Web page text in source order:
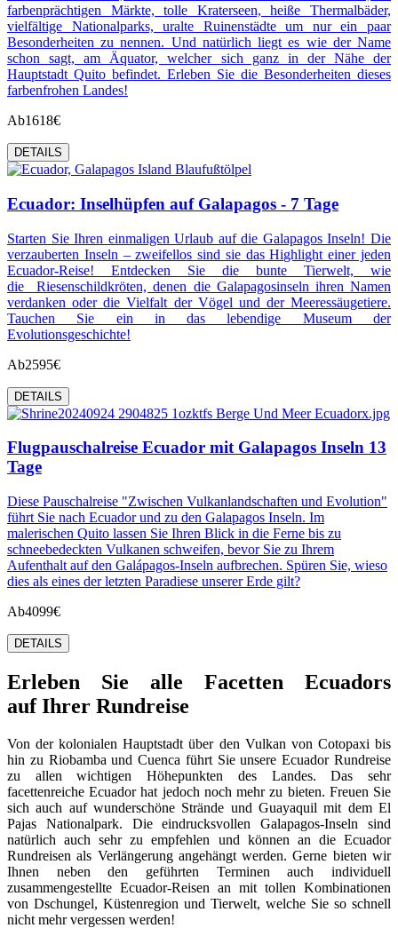
farbenprächtigen Märkte, tolle Kraterseen, heiße Thermalbäder,
vielfältige Nationalparks, uralte Ruinenstädte um nur ein paar
Besonderheiten zu nennen. Und natürlich liegt es wie der Name
schon sagt, am Äquator, welcher sich ganz in der Nähe der
Hauptstadt Quito befindet. Erleben Sie die Besonderheiten dieses
farbenfrohen Landes!
Ab1618€
DETAILS
Ecuador: Inselhüpfen auf Galapagos - 7 Tage
Starten Sie Ihren einmaligen Urlaub auf die Galapagos Inseln! Die
verzauberten Inseln – zweifellos sind sie das Highlight einer jeden
Ecuador-Reise! Entdecken Sie die bunte Tierwelt, wie
die Riesenschildkröten, denen die Galapagosinseln ihren Namen
verdanken oder die Vielfalt der Vögel und der Meeressäugetiere.
Tauchen Sie ein in das lebendige Museum der
Evolutionsgeschichte!
Ab2595€
DETAILS
Flugpauschalreise Ecuador mit Galapagos Inseln 13
Tage
Diese Pauschalreise "Zwischen Vulkanlandschaften und Evolution"
führt Sie nach Ecuador und zu den Galapagos Inseln. Im
malerischen Quito lassen Sie Ihren Blick in die Ferne bis zu
schneebedeckten Vulkanen schweifen, bevor Sie zu Ihrem
Aufenthalt auf den Galápagos-Inseln aufbrechen. Spüren Sie, wieso
dies als eines der letzten Paradiese unserer Erde gilt?
Ab4099€
DETAILS
Erleben Sie alle Facetten Ecuadors
auf Ihrer Rundreise
Von der kolonialen Hauptstadt über den Vulkan von Cotopaxi bis
hin zu Riobamba und Cuenca führt Sie unsere Ecuador Rundreise
zu allen wichtigen Höhepunkten des Landes. Das sehr
facettenreiche Ecuador hat jedoch noch mehr zu bieten. Freuen Sie
sich auch auf wunderschöne Strände und Guayaquil mit dem El
Pajas Nationalpark. Die eindrucksvollen Galapagos-Inseln sind
natürlich auch sehr zu empfehlen und können an die Ecuador
Rundreisen als Verlängerung angehängt werden. Gerne bieten wir
Ihnen neben den geführten Terminen auch individuell
zusammengestellte Ecuador-Reisen an mit tollen Kombinationen
von Dschungel, Küstenregion und Tierwelt, welche Sie so schnell
nicht mehr vergessen werden!